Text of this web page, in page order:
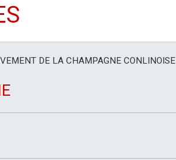
DE LA CHAMPAGNE CONLINOISE